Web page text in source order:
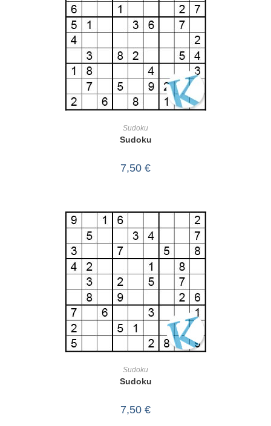
Sudoku
Sudoku
7,50 €
Sudoku
Sudoku
7,50 €